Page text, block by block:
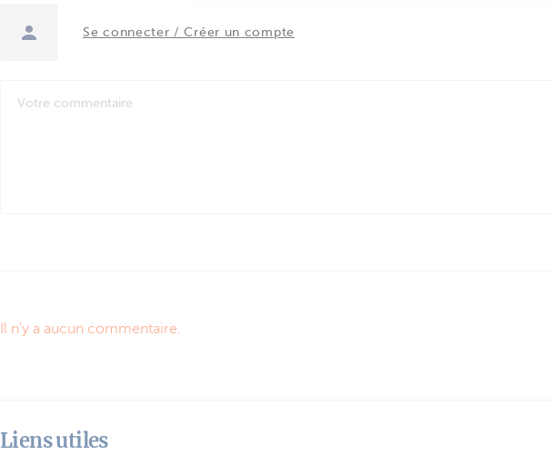
Se connecter / Créer un compte
Il n'y a aucun commentaire.
Liens utiles